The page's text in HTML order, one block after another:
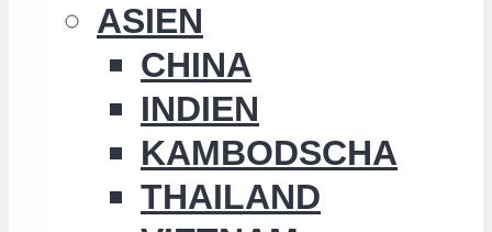
ASIEN
CHINA
INDIEN
KAMBODSCHA
THAILAND